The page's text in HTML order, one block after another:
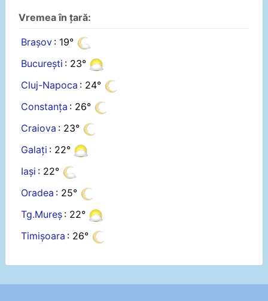
Vremea în țară:
Brașov : 19°
București : 23°
Cluj-Napoca : 24°
Constanța : 26°
Craiova : 23°
Galați : 22°
Iași : 22°
Oradea : 25°
Tg.Mureș : 22°
Timișoara : 26°